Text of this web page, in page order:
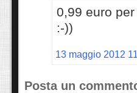
0,99 euro
:-))
13 maggio 2012
Posta un